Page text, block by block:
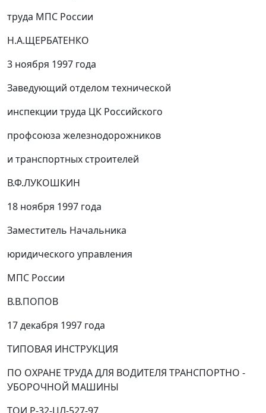
труда МПС России
Н.А.ЩЕРБАТЕНКО
3 ноября 1997 года
Заведующий отделом технической
инспекции труда ЦК Российского
профсоюза железнодорожников
и транспортных строителей
В.Ф.ЛУКОШКИН
18 ноября 1997 года
Заместитель Начальника
юридического управления
МПС России
В.В.ПОПОВ
17 декабря 1997 года
ТИПОВАЯ ИНСТРУКЦИЯ
ПО ОХРАНЕ ТРУДА ДЛЯ ВОДИТЕЛЯ ТРАНСПОРТНО -
УБОРОЧНОЙ МАШИНЫ